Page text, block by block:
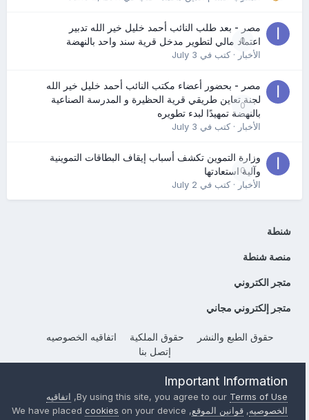
0
مصر - بعد طلب النائب أحمد خليل خير الله تدبير
اعتماد مالي لتطوير مدخل قرية سند واحد بالنهضة
الأخبار· كتب في July 3
0
مصر - بحضور أعضاء مكتب النائب أحمد خليل خير الله
لجنة تعاين طريقي قرية الحظيرة و المدرسة الصناعية
بالنهضة تمهيدًا لبدء تطويره
الأخبار· كتب في July 3
0
وزارة التموين تكشف أسباب إيقاف البطاقات التموينية
وآلية استعادتها
الأخبار· كتب في July 2
شنطة
منصة شنطة
متجر الكتروني
متجر إلكتروني مجاني
حقوق الطبع والنشر حقوق الملكية
اتفاقيه الخصوصيه
إتصل بنا
Important Information
By using this site, you agree to ourTerms of Use
, اتفاقيه
الخصوصيه, قوانين الموقع, We have placed
cookies on your device